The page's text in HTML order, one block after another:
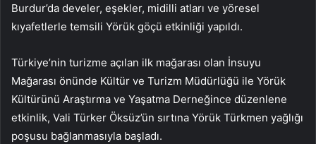
Burdur’da develer, eşekler, midilli atları ve yöresel
kıyafetlerle temsili Yörük göçü etkinliği yapıldı.
Türkiye’nin turizme açılan ilk mağarası olan İnsuyu
Mağarası önünde Kültür ve Turizm Müdürlüğü ile Yörük
Kültürünü Araştırma ve Yaşatma Derneğince düzenlene
etkinlik, Vali Türker Öksüz’ün sırtına Yörük Türkmen yağlığı
poşusu bağlanmasıyla başladı.